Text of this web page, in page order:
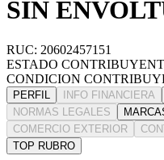
SIN
RUC: 20602457151
ESTADO
CONDICION
PERFIL INFO FINANCIERA
NORMAS LEGALES
COMERCIO EXTERIOR
TOP RUBRO